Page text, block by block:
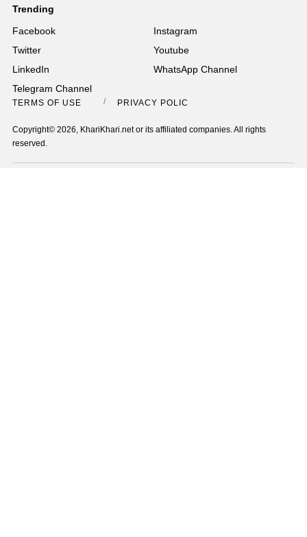
Trending
Facebook
Instagram
Twitter
Youtube
LinkedIn
WhatsApp Channel
Telegram Channel
TERMS OF USE PRIVACY POLICY
Copyright© 2026, KhariKhari.net or its affiliated companies. All rights
reserved.